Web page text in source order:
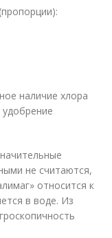
наличие хлора
не считаются,
относится к
в воде. Из